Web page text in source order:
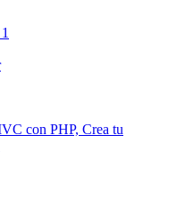
con PHP, Crea tu